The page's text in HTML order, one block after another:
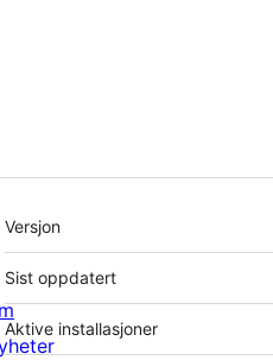
Meta
Versjon
Sist oppdatert
Aktive installasjoner